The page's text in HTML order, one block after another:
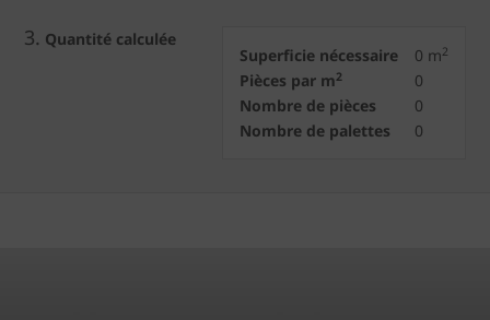
3. Quantité calculée
Superficie nécessaire 0 m2
Pièces par m2
0
Nombre de pièces
0
Nombre de palettes
0